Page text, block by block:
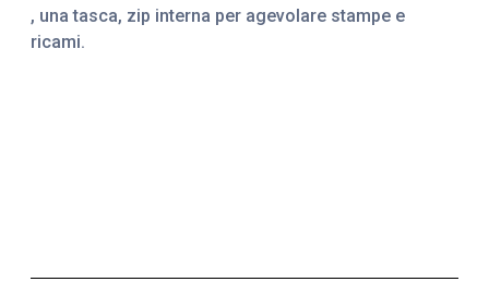
, una tasca, zip interna per agevolare stampe e
ricami.